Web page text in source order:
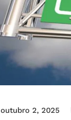
outubro 2, 2025